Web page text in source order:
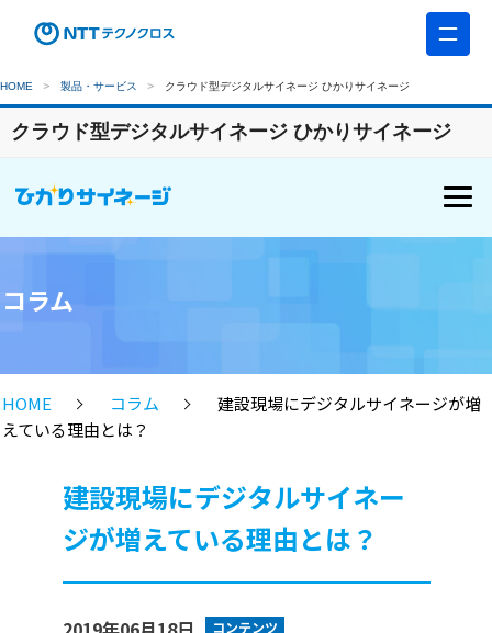
HOME 製品・サービス クラウド型デジタルサイネージ ひかりサイネージ
クラウド型デジタルサイネージ ひかりサイネージ
コラム
HOME コラム
建設現場にデジタルサイネージが増
えている理由とは？
建設現場にデジタルサイネー
ジが増えている理由とは？
コンテンツ